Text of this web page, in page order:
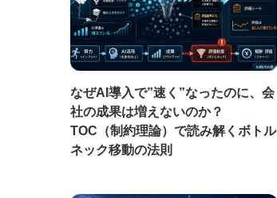
なぜAI導入で”速く”なったのに、会
社の成果は増えないのか？
TOC（制約理論）で読み解くボトル
ネック移動の法則